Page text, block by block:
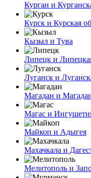
Курган и
Курск и Курская
Кызыл и Тува
Липецк и
Луганск и
Магадан и
Магас и
Майкоп и Адыгея
Махачкала и
Мелитополь и